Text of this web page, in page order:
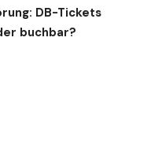
DB-Tickets
buchbar?